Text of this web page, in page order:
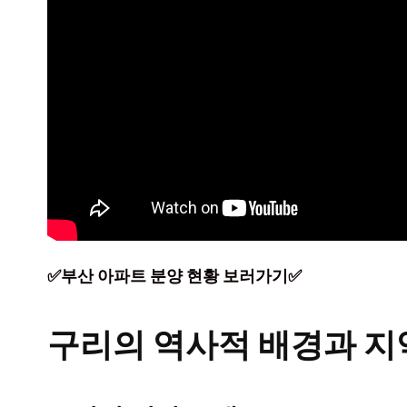
✅부산 아파트 분양 현황 보러가기✅
구리의 역사적 배경과 지